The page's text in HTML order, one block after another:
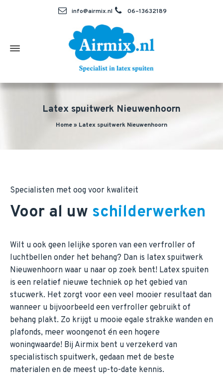
info@airmix.nl 06–13632189
Latex spuitwerk Nieuwenhoorn
Home» Latex spuitwerk Nieuwenhoorn
Specialisten met oog voor kwaliteit
Voor al uw schilderwerken
Wilt u ook geen lelijke sporen van een verfroller of
luchtbellen onder het behang? Dan is latex spuitwerk
Nieuwenhoorn waar u naar op zoek bent! Latex spuiten
is een relatief nieuwe techniek op het gebied van
stucwerk. Het zorgt voor een veel mooier resultaat dan
wanneer u bijvoorbeeld een verfroller gebruikt of
behang plakt. Zo krijgt u mooie egale strakke wanden en
plafonds, meer woongenot én een hogere
woningwaarde! Bij Airmix bent u verzekerd van
specialistisch spuitwerk, gedaan met de beste
materialen en de meest up-to-date kennis.